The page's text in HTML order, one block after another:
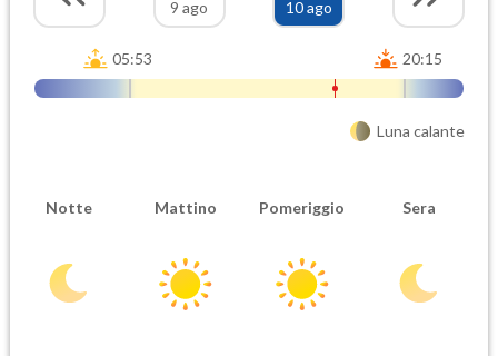
9 ago
10 ago
05:53 20:15
Luna calante
Notte Mattino Pomeriggio Sera